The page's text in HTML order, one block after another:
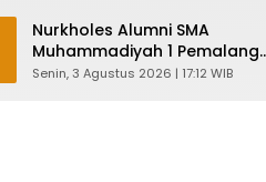
Nurkholes Alumni SMA
Muhammadiyah 1 Pemalang
Angkatan 1986 Resmi
Senin, 3 Agustus 2026 | 17:12 WIB